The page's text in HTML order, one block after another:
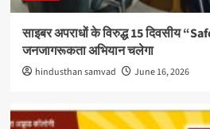
साइबर अपराधों के विरुद्ध 15 दिवसीय
जनजागरूकता अभियान चलेगा
hindusthan samvad June 16, 2026